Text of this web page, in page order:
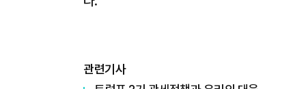
관련기사